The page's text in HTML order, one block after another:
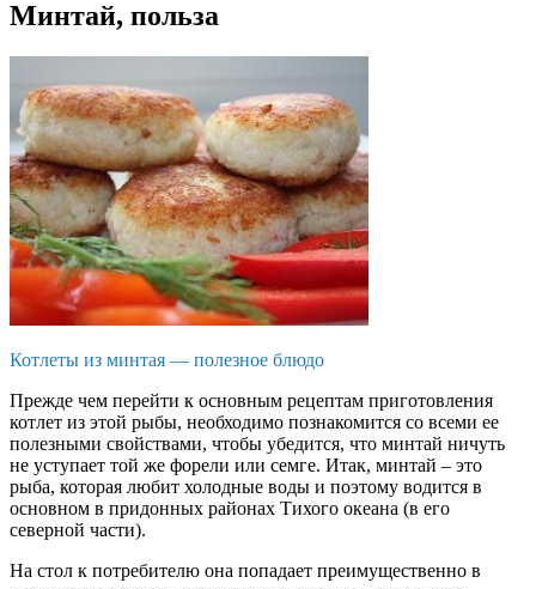
Минтай, польза
Котлеты из минтая — полезное блюдо
Прежде чем перейти к основным рецептам приготовления
котлет из этой рыбы, необходимо познакомится со всеми ее
полезными свойствами, чтобы убедится, что минтай ничуть
не уступает той же форели или семге. Итак, минтай – это
рыба, которая любит холодные воды и поэтому водится в
основном в придонных районах Тихого океана (в его
северной части).
На стол к потребителю она попадает преимущественно в